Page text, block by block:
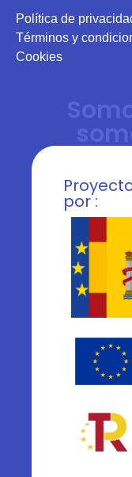
Política de
Términos y
Cookies
por :